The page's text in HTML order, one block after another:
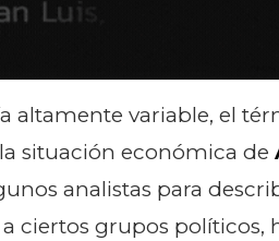
altamente variable, el
situación económica de
analistas para
ciertos grupos políticos,